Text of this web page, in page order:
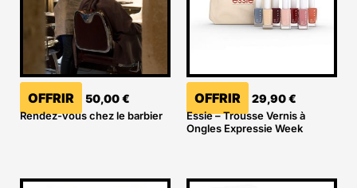
OFFRIR 50,00€
Rendez-vous chez le barbier
OFFRIR 29,90€
Essie – Trousse Vernis à
Ongles Expressie Week